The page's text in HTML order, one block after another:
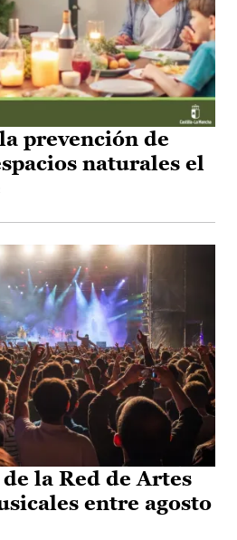
prevención de
naturales el
la Red de Artes
entre agosto